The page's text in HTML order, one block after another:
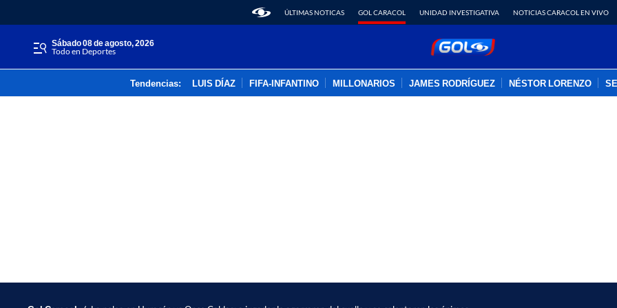
ÚLTIMAS NOTICAS GOL CARACOL UNIDAD INVESTIGATIVA NOTICIAS CARACOL EN VIVO
sábado 08 de agosto, 2026
Todo en Deportes
Tendencias: LUIS DÍAZ FIFA-INFANTINO MILLONARIOS JAMES RODRÍGUEZ NÉSTOR LORENZO